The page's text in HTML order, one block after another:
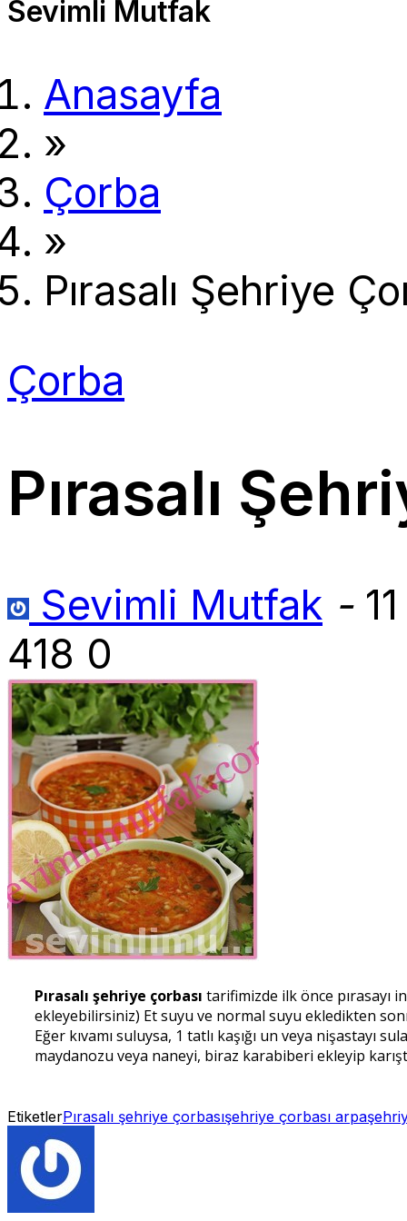
Sevimli Mutfak
Anasayfa
»
Çorba
»
Pırasalı Şehriye
Çorba
Pırasalı
Sevimli Mutfak -
418 0
Pırasalı şehriye çorbası tarifimizde ilk önce pırasayı
ekleyebilirsiniz) Et suyu ve normal suyu ekledikten
Eğer kıvamı suluysa, 1 tatlı kaşığı un veya nişastayı
maydanozu veya naneyi, biraz karabiberi ekleyip
EtiketlerPırasalı şehriye çorbasışehriye çorbası arpa